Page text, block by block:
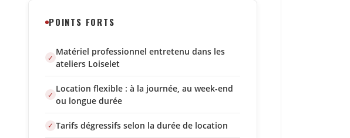
POINTS FORTS
Matériel professionnel entretenu dans les
ateliers Loiselet
Location flexible : à la journée, au week-end
ou longue durée
Tarifs dégressifs selon la durée de location